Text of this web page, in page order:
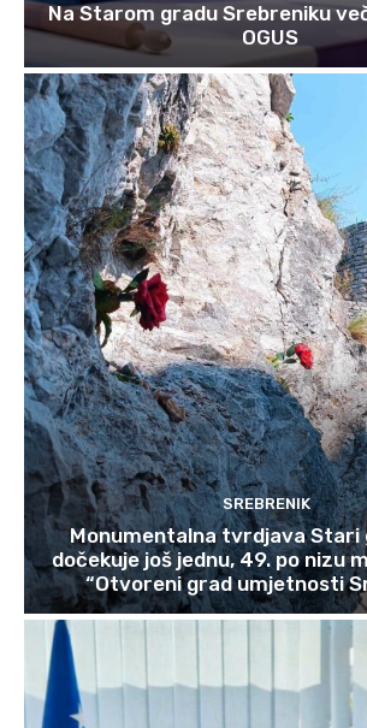
Na Starom gradu Srebreniku
OGUS
SREBRENIK
Monumentalna tvrdjava Stari
dočekuje još jednu, 49. po nizu
“Otvoreni grad umjetnosti